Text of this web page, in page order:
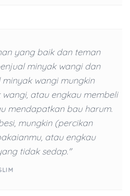
yang baik dan teman
minyak wangi dan
wangi mungkin
atau engkau membeli
mendapatkan bau harum.
mungkin (percikan
atau engkau
tidak sedap."